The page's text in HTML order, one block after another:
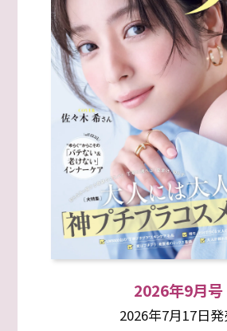
2026年9月号
2026年7月17日発